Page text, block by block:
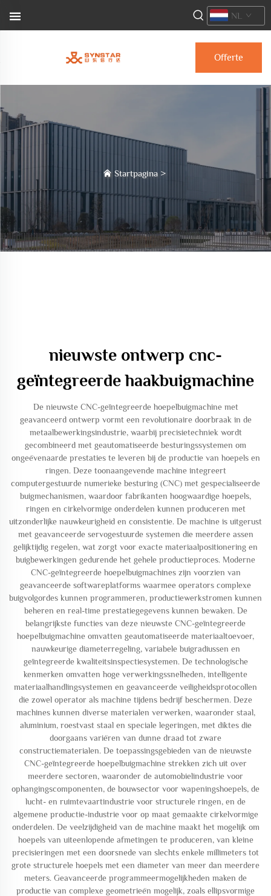
Offerte
aanvragen
NL
Startpagina >
nieuwste ontwerp cnc-
geïntegreerde haakbuigmachine
De nieuwste CNC-geïntegreerde hoepelbuigmachine met
geavanceerd ontwerp vormt een revolutionaire doorbraak in de
metaalbewerkingsindustrie, waarbij precisietechniek wordt
gecombineerd met geautomatiseerde besturingssystemen om
ongeëvenaarde prestaties te leveren bij de productie van hoepels en
ringen. Deze toonaangevende machine integreert
computergestuurde numerieke besturing (CNC) met gespecialiseerde
buigmechanismen, waardoor fabrikanten hoogwaardige hoepels,
ringen en cirkelvormige onderdelen kunnen produceren met
uitzonderlijke nauwkeurigheid en consistentie. De machine is uitgerust
met geavanceerde servogestuurde systemen die meerdere assen
gelijktijdig regelen, wat zorgt voor exacte materiaalpositionering en
buigbewerkingen gedurende het gehele productieproces. Moderne
CNC-geïntegreerde hoepelbuigmachines zijn voorzien van
geavanceerde softwareplatforms waarmee operators complexe
buigvolgordes kunnen programmeren, productiewerkstromen kunnen
beheren en real-time prestatiegegevens kunnen bewaken. De
belangrijkste functies van deze nieuwste CNC-geïntegreerde
hoepelbuigmachine omvatten geautomatiseerde materiaaltoevoer,
nauwkeurige diameterregeling, variabele buigradiussen en
geïntegreerde kwaliteitsinspectiesystemen. De technologische
kenmerken omvatten hoge verwerkingssnelheden, intelligente
materiaalhandlingsystemen en geavanceerde veiligheidsprotocollen
die zowel operator als machine tijdens bedrijf beschermen. Deze
machines kunnen diverse materialen verwerken, waaronder staal,
aluminium, roestvast staal en speciale legeringen, met diktes die
doorgaans variëren van dunne draad tot zware
constructiematerialen. De toepassingsgebieden van de nieuwste
CNC-geïntegreerde hoepelbuigmachine strekken zich uit over
meerdere sectoren, waaronder de automobielindustrie voor
ophangingscomponenten, de bouwsector voor wapeningshoepels, de
lucht- en ruimtevaartindustrie voor structurele ringen, en de
algemene productie-industrie voor op maat gemaakte cirkelvormige
onderdelen. De veelzijdigheid van de machine maakt het mogelijk om
hoepels van uiteenlopende afmetingen te produceren, van kleine
precisieringen met een doorsnede van slechts enkele millimeters tot
grote structurele hoepels met een diameter van meer dan meerdere
meters. Geavanceerde programmeermogelijkheden maken de
productie van complexe geometrieën mogelijk, zoals ellipsvormige